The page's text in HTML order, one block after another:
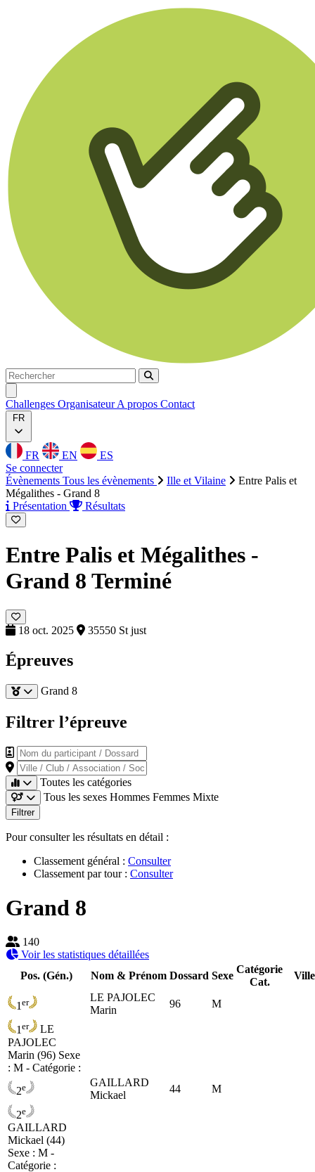
Rechercher
Rechercher
Challenges OrganisateurA propos Contact
FR
FR EN
ES
Se connecter
Évènements Tous les évènements Ille et Vilaine
Entre Palis et
Mégalithes - Grand 8
Présentation
Résultats
Entre Palis et Mégalithes -
Grand 8 Terminé
18 oct. 2025 35550 St just
Épreuves
Grand 8
Filtrer l’épreuve
Nom du participant / Dossard
Ville / Club / Association / Société
Toutes les catégories
Tous les sexes Hommes Femmes Mixte
Filtrer
Pour consulter les résultats en détail :
Classement général : Consulter
Classement par tour : Consulter
Grand 8
140
Voir les statistiques détaillées
Pos. (Gén.)
Nom & Prénom Dossard Sexe
Catégorie
Cat.
1 er
LE PAJOLEC
Marin
96 M
1 er
LE
PAJOLEC
Marin (96) Sexe
: M - Catégorie :
2e
GAILLARD
Mickael
44 M
2e
GAILLARD
Mickael (44)
Sexe : M -
Catégorie :